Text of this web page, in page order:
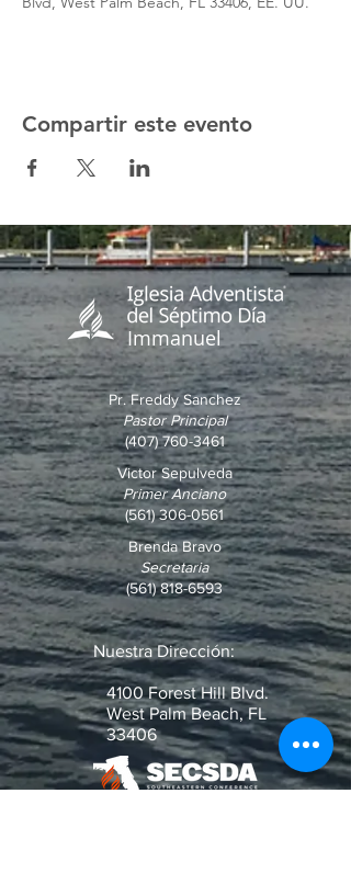
Compartir este evento
Immanuel
Pr. Freddy Sanchez
Pastor Principal
(407) 760-3461
Victor Sepulveda
Primer Anciano
(561) 306-0561
Brenda Bravo
Secretaria
(561) 818-6593
Nuestra Dirección:
4100 Forest Hill Blvd.
West Palm Beach, FL
33406